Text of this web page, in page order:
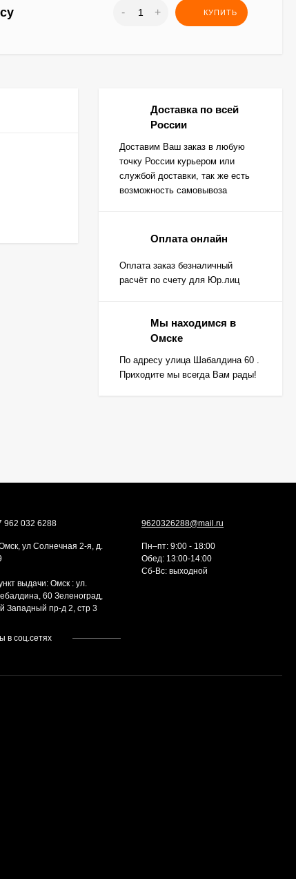
- + КУПИТЬ
Доставка по всей
России
Доставим Ваш заказ в любую
точку России курьером или
службой доставки, так же есть
возможность самовывоза
Оплата онлайн
Оплата заказ безналичный
расчёт по счету для Юр.лиц
Мы находимся в
Омске
По адресу улица Шабалдина 60 .
Приходите мы всегда Вам рады!
962 032 6288
Омск, ул Солнечная 2-я, д.
выдачи: Омск : ул.
60 Зеленоград,
Западный пр-д 2, стр 3
9620326288@mail.ru
Пн–пт: 9:00 - 18:00
Обед: 13:00-14:00
Cб-Вс: выходной
в соц.сетях